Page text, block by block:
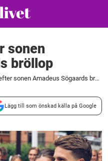
sonen
bröllop
Carolas lycka efter sonen Amadeus Sögaards bröllop
Lägg till som önskad källa på Google